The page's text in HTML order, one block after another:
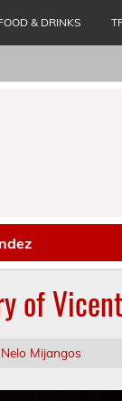
& DRINKS
of
Nelo Mijangos